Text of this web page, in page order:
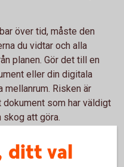
över tid, måste den
du vidtar och alla
planen. Gör det till en
eller din digitala
mellanrum. Risken är
som har väldigt
skog att göra.
ditt val